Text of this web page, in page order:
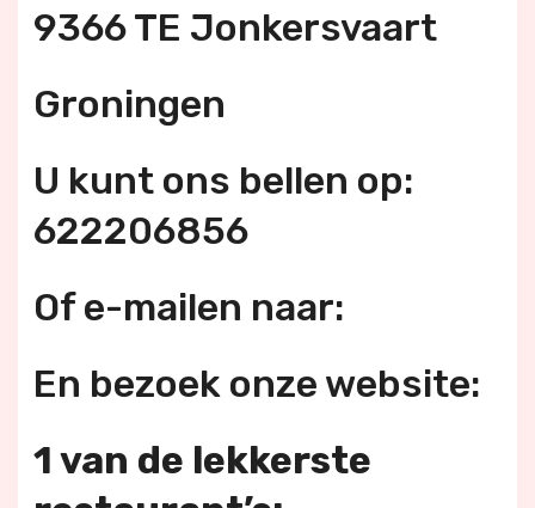
9366 TE Jonkersvaart
Groningen
U kunt ons bellen op:
622206856
Of e-mailen naar:
En bezoek onze website:
1 van de lekkerste